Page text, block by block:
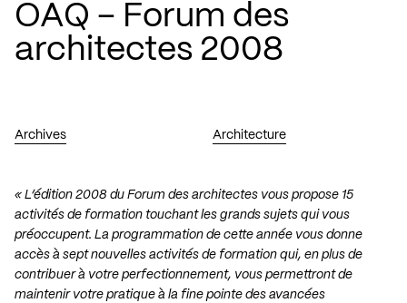
OAQ – Forum des
architectes 2008
Archives Architecture
« L’édition 2008 du Forum des architectes vous propose 15
activités de formation touchant les grands sujets qui vous
préoccupent. La programmation de cette année vous donne
accès à sept nouvelles activités de formation qui, en plus de
contribuer à votre perfectionnement, vous permettront de
maintenir votre pratique à la fine pointe des avancées